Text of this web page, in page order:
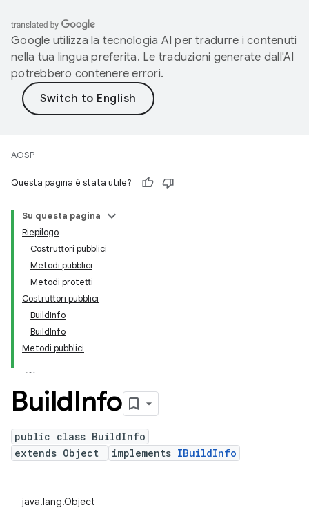
Google utilizza la tecnologia AI per tradurre i contenuti
nella tua lingua preferita. Le traduzioni generate dall'AI
potrebbero contenere errori.
AOSP
Questa pagina è stata utile?
Su questa pagina
Riepilogo
Costruttori pubblici
Metodi pubblici
Metodi protetti
Costruttori pubblici
BuildInfo
BuildInfo
Metodi pubblici
BuildInfo
public class BuildInfo
extends Object
implements IBuildInfo
java.lang.Object